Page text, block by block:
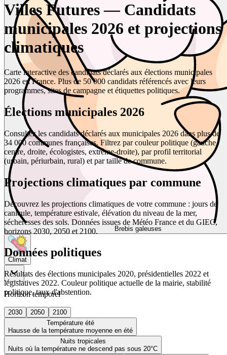
Brebis galeuses
Climat
Horizon temporel
2030 2050
2100
Température été
Hausse de la température moyenne en été
Nuits tropicales
Nuits où la température ne descend pas sous 20°C
Villes Futures — Candidats
municipales 2026 et projections
climatiques
Carte interactive des candidats déclarés aux élections municipales
2026 en France. Plus de 50 000 candidats référencés avec leurs
programmes, sites de campagne et étiquettes politiques.
Élections municipales 2026
Consultez les candidats déclarés aux municipales 2026 dans plus de
34 000 communes françaises. Filtrez par couleur politique (gauche,
centre, droite, écologistes, extrême-droite), par profil territorial
(urbain, périurbain, rural) et par taille de commune.
Projections climatiques par commune
Découvrez les projections climatiques de votre commune : jours de
canicule, température estivale, élévation du niveau de la mer,
sécheresses des sols. Données issues de Météo France et du GIEC,
horizons 2030, 2050 et 2100.
Données politiques
Résultats des élections municipales 2020, présidentielles 2022 et
législatives 2022. Couleur politique actuelle de la mairie, stabilité
politique, taux d'abstention.